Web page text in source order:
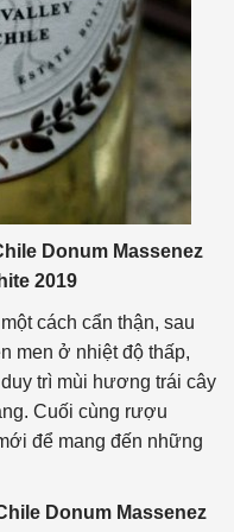
Donum Massenez
2019
cách cẩn thận, sau
men ở nhiệt độ thấp,
trì mùi hương trái cây
Cuối cùng rượu
để mang đến những
Donum Massenez